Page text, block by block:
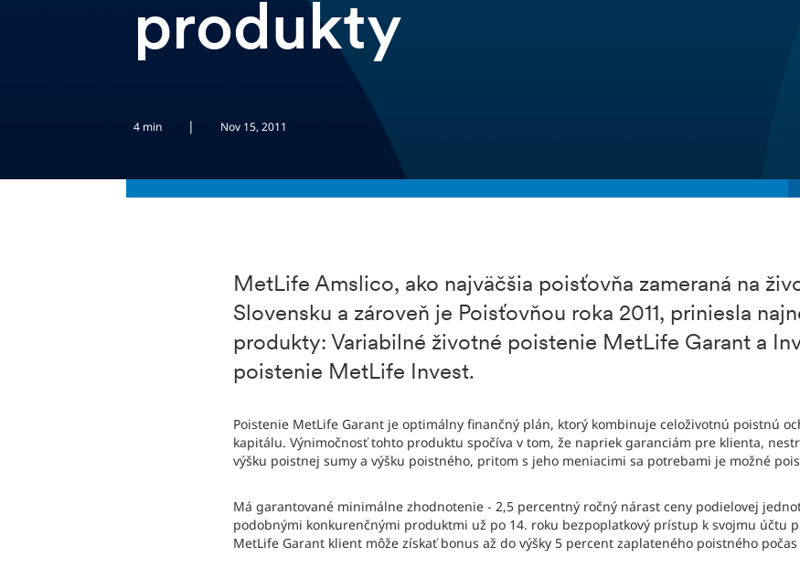
produkty
4 min | Nov 15, 2011
MetLife Amslico, ako najväčšia poisťovňa zameraná na
Slovensku a zároveň je Poisťovňou roka 2011, priniesla
produkty: Variabilné životné poistenie MetLife Garant a
poistenie MetLife Invest.
Poistenie MetLife Garant je optimálny finančný plán, ktorý kombinuje celoživotnú poistnú
kapitálu. Výnimočnosť tohto produktu spočíva v tom, že napriek garanciám pre klienta,
výšku poistnej sumy a výšku poistného, pritom s jeho meniacimi sa potrebami je možné
Má garantované minimálne zhodnotenie - 2,5 percentný ročný nárast ceny podielovej
podobnými konkurenčnými produktmi už po 14. roku bezpoplatkový prístup k svojmu účtu
MetLife Garant klient môže získať bonus až do výšky 5 percent zaplateného poistného